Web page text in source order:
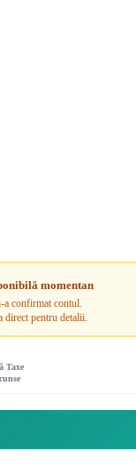
momentan
a confirmat contul.
direct pentru detalii.
Taxe